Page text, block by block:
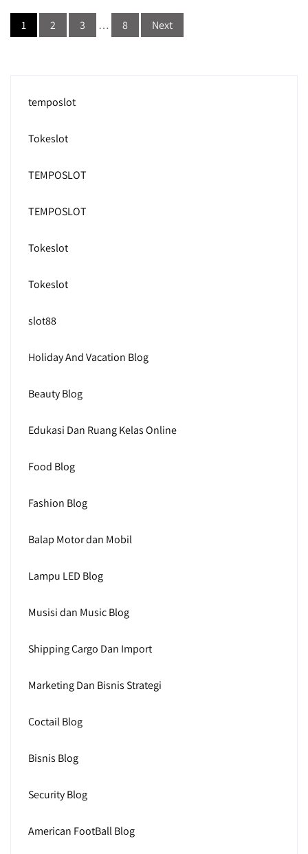
Posts
navigation
1 2 3 … 8 Next
temposlot
Tokeslot
TEMPOSLOT
TEMPOSLOT
Tokeslot
Tokeslot
slot88
Holiday And Vacation Blog
Beauty Blog
Edukasi Dan Ruang Kelas Online
Food Blog
Fashion Blog
Balap Motor dan Mobil
Lampu LED Blog
Musisi dan Music Blog
Shipping Cargo Dan Import
Marketing Dan Bisnis Strategi
Coctail Blog
Bisnis Blog
Security Blog
American FootBall Blog